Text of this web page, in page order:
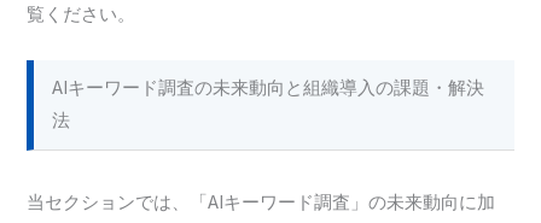
覧ください。
AIキーワード調査の未来動向と組織導入の課題・解決
法
当セクションでは、「AIキーワード調査」の未来動向に加